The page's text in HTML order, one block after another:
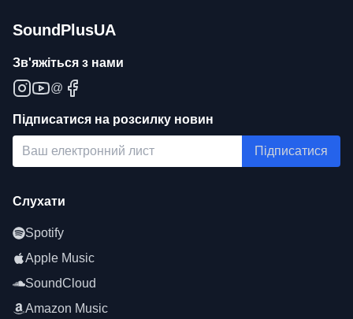
SoundPlusUA
Зв'яжіться з нами
@
Підписатися на розсилку новин
Підписатися
Слухати
Spotify
Apple Music
SoundCloud
Amazon Music